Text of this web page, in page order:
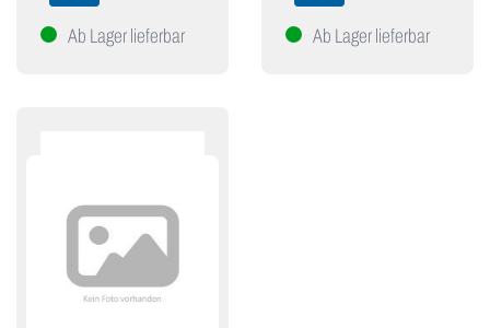
Ab Lager lieferbar Ab Lager lieferbar